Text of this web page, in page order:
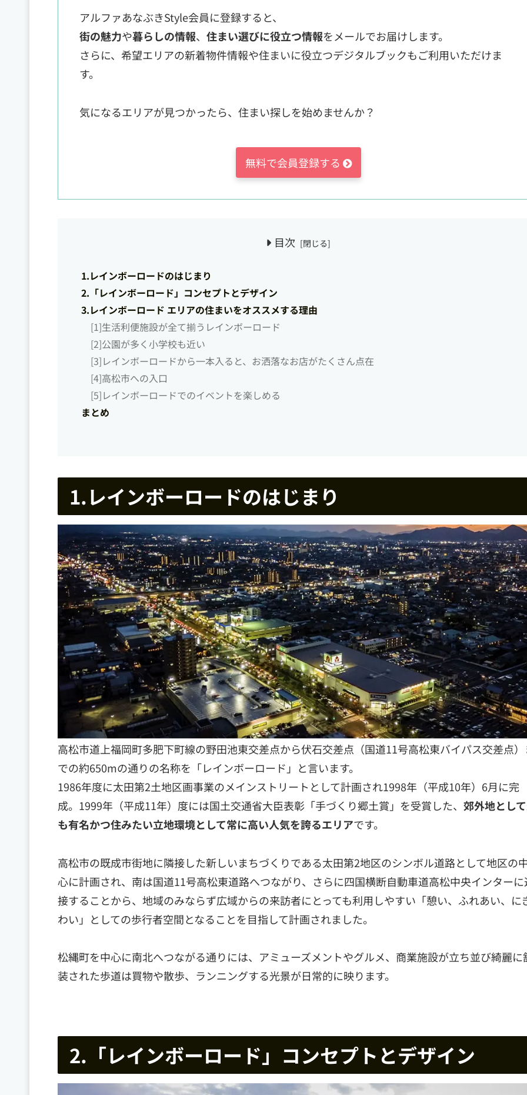
アルファあなぶきStyle会員に登録すると、
街の魅力や暮らしの情報、 住まい選びに役立つ情報をメールでお届けします。
さらに、希望エリアの新着物件情報や住まいに役立つデジタルブックもご利用いただけま
す。
気になるエリアが見つかったら、住まい探しを始めませんか？
無料で会員登録する
目次
1.レインボーロードのはじまり
2.「レインボーロード」コンセプトとデザイン
3.レインボーロード エリアの住まいをオススメする理由
[1]生活利便施設が全て揃うレインボーロード
[2]公園が多く小学校も近い
[3]レインボーロードから一本入ると、お洒落なお店がたくさん点在
[4]高松市への入口
[5]レインボーロードでのイベントを楽しめる
まとめ
1.レインボーロードのはじまり
高松市道上福岡町多肥下町線の野田池東交差点から伏石交差点（国道11号高松東バイパス交差点
での約650mの通りの名称を「レインボーロード」と言います。
1986年度に太田第2土地区画事業のメインストリートとして計画され1998年（平成10年）6月に完
成。1999年（平成11年）度には国土交通省大臣表彰「手づくり郷土賞」を受賞した、 郊外地とし
も有名かつ住みたい立地環境として常に高い人気を誇るエリアです。
高松市の既成市街地に隣接した新しいまちづくりである太田第2地区のシンボル道路として地区の
心に計画され、南は国道11号高松東道路へつながり、さらに四国横断自動車道高松中央インターに
接することから、地域のみならず広域からの来訪者にとっても利用しやすい「憩い、ふれあい、に
わい」としての歩行者空間となることを目指して計画されました。
松縄町を中心に南北へつながる通りには、アミューズメントやグルメ、商業施設が立ち並び綺麗に
装された歩道は買物や散歩、ランニングする光景が日常的に映ります。
2.「レインボーロード」コンセプトとデザイン